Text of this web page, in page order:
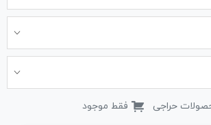
حراجی فقط موجود